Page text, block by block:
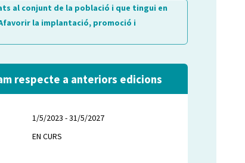
al conjunt de la població i que tingui en
la implantació, promoció i
respecte a anteriors edicions
1/5/2023 - 31/5/2027
EN CURS